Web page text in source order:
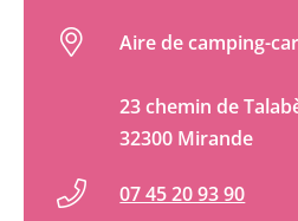
Aire de camping-
23 chemin de
32300 Mirande
07 45 20 93 90